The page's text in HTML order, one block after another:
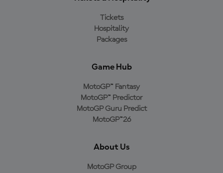
Tickets
Hospitality
Packages
Game Hub
MotoGP™ Fantasy
MotoGP™ Predictor
MotoGP Guru Predict
MotoGP™26
About Us
MotoGP Group